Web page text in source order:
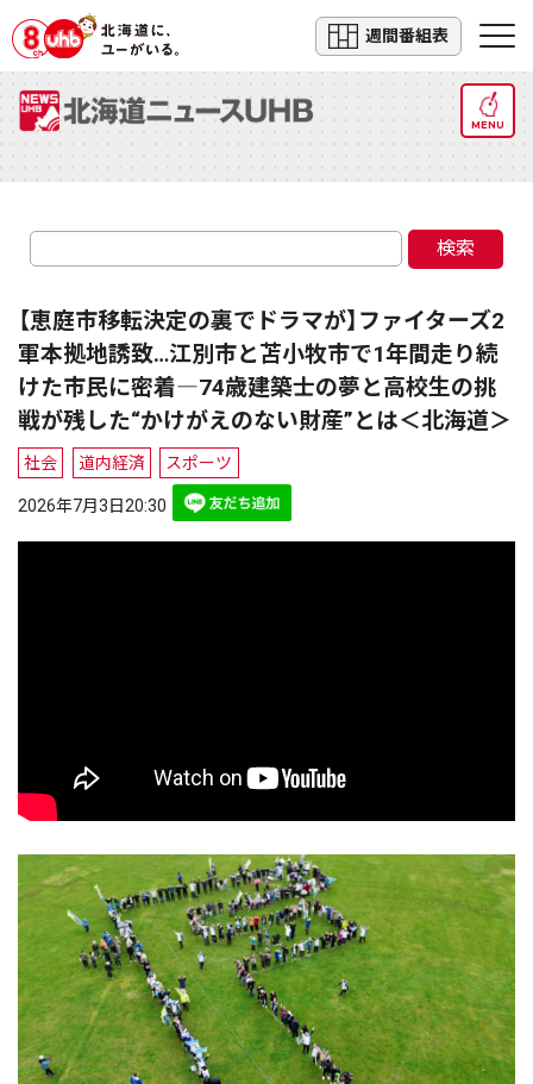
週間番組表
MENU
検索
【恵庭市移転決定の裏でドラマが】ファイターズ2
軍本拠地誘致…江別市と苫小牧市で1年間走り続
けた市民に密着―74歳建築士の夢と高校生の挑
戦が残した“かけがえのない財産”とは＜北海道＞
社会 道内経済 スポーツ
2026年7月3日20:30